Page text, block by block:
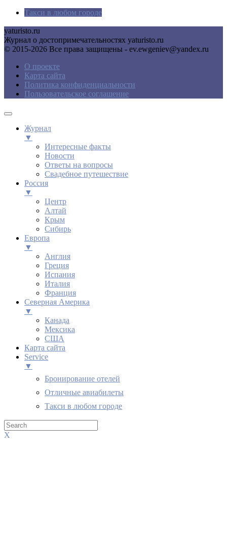
Такси в любом городе
yaturisto.ru
Журнал о достопримечательностях yaturisto.ru
© 2015-2026 Все права защищены - ev.ewgeniev@yandex.ru
О проекте
Карта сайта
Политика конфиденциальности
Пользовательское соглашение
Журнал
▼
Интересные факты
Новости
Ответы на вопросы
Свадебное путешествие
Россия
▼
Центр
Алтай
Крым
Сибирь
Европа
▼
Англия
Греция
Испания
Италия
Франция
Северная Америка
▼
Канада
Мексика
США
Карта сайта
Service
▼
Бронирование отелей
Отличные авиабилеты
Такси в любом городе
X